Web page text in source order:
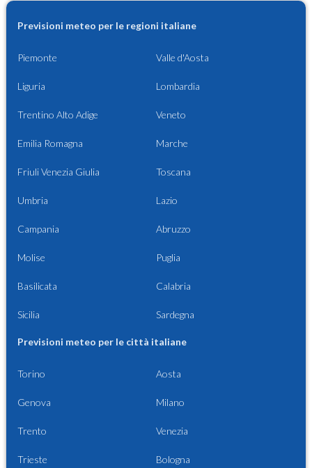
Previsioni meteo per le regioni italiane
Piemonte Valle d'Aosta
Liguria Lombardia
Trentino Alto Adige Veneto
Emilia Romagna Marche
Friuli Venezia Giulia Toscana
Umbria Lazio
Campania Abruzzo
Molise Puglia
Basilicata Calabria
Sicilia Sardegna
Previsioni meteo per le città italiane
Torino Aosta
Genova Milano
Trento Venezia
Trieste Bologna